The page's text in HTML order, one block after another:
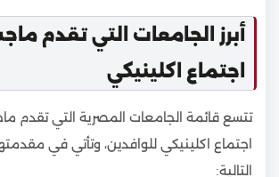
أبرز الجامعات التي تقدم
اجتماع اكلينيكي
تتسع قائمة الجامعات المصرية التي تقدم
اجتماع اكلينيكي للوافدين، وتأتي في
التالية: